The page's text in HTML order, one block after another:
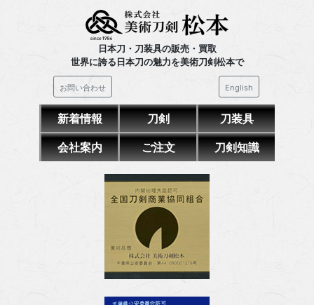
日本刀・刀装具の販売・買取
世界に誇る日本刀の魅力を美術刀剣松本で
お問い合わせ English
新着情報 刀剣 刀装具
会社案内 ご注文 刀剣知識